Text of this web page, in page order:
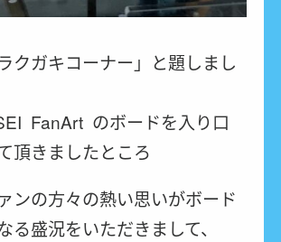
クガキコーナー」と題しまし
FanArt のボードを入り口
頂きましたところ
ンの方々の熱い思いがボード
る盛況をいただきまして、